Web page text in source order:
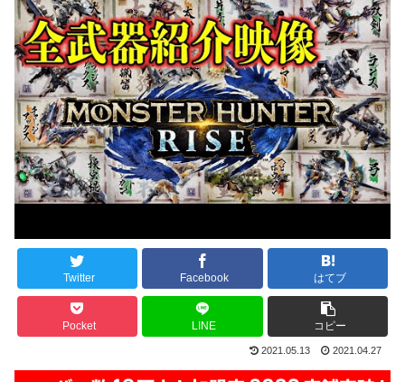
Twitter Facebook はてブ
Pocket LINE コピー
2021.05.13 2021.04.27